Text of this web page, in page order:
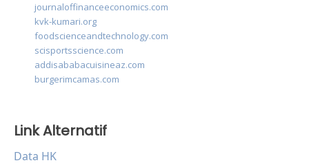
journaloffinanceeconomics.com
kvk-kumari.org
foodscienceandtechnology.com
scisportsscience.com
addisababacuisineaz.com
burgerimcamas.com
Link Alternatif
Data HK